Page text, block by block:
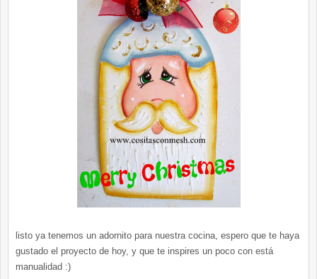
listo ya tenemos un adornito para nuestra cocina, espero que te haya
gustado el proyecto de hoy, y que te inspires un poco con está
manualidad :)